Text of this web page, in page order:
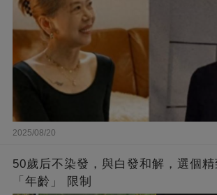
2025/08/20
50歲后不染發，與白發和解，選個
「年齡」 限制